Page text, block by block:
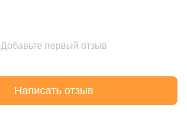
Добавьте первый отзыв
Написать отзыв